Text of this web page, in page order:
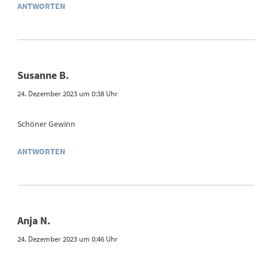
ANTWORTEN
Susanne B.
24. Dezember 2023 um 0:38 Uhr
Schöner Gewinn
ANTWORTEN
Anja N.
24. Dezember 2023 um 0:46 Uhr